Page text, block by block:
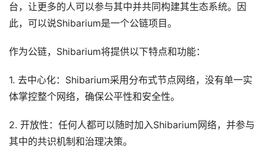
台，让更多的人可以参与其中并共同构建其生态系统。因
此，可以说Shibarium是一个公链项目。
作为公链，Shibarium将提供以下特点和功能：
1. 去中心化：Shibarium采用分布式节点网络，没有单一实
体掌控整个网络，确保公平性和安全性。
2. 开放性：任何人都可以随时加入Shibarium网络，并参与
其中的共识机制和治理决策。